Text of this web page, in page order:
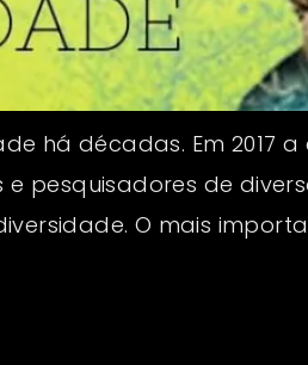
há décadas. Em 2017
pesquisadores de
O mais